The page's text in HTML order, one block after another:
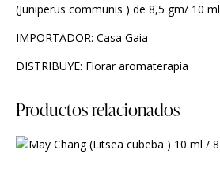
(Juniperus communis ) de 8,5 gm/ 10 ml
IMPORTADOR: Casa Gaia
DISTRIBUYE: Florar aromaterapia
Productos relacionados